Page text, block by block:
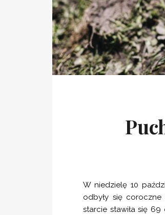
W niedzielę 10
odbyły się coroczne
starcie stawiła się